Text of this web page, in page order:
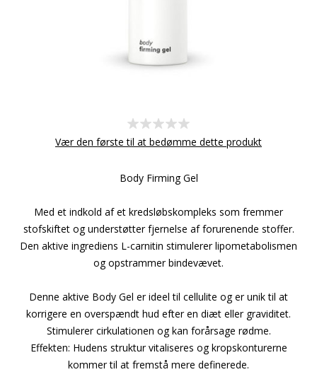
Vær den første til at bedømme dette produkt
Body Firming Gel
Med et indkold af et kredsløbskompleks som fremmer
stofskiftet og understøtter fjernelse af forurenende stoffer.
Den aktive ingrediens L-carnitin stimulerer lipometabolismen
og opstrammer bindevævet.
Denne aktive Body Gel er ideel til cellulite og er unik til at
korrigere en overspændt hud efter en diæt eller graviditet.
Stimulerer cirkulationen og kan forårsage rødme.
Effekten: Hudens struktur vitaliseres og kropskonturerne
kommer til at fremstå mere definerede.